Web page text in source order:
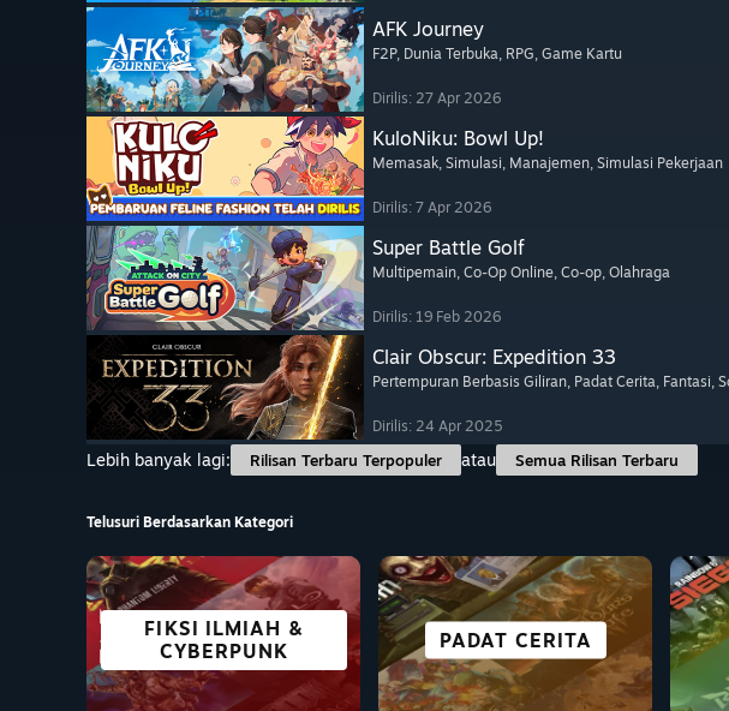
AFK Journey
F2P, Dunia Terbuka, RPG, Game Kartu
Dirilis: 27 Apr 2026
KuloNiku: Bowl Up!
Memasak, Simulasi, Manajemen, Simulasi Pekerjaan
Dirilis: 7 Apr 2026
Super Battle Golf
Multipemain, Co-Op Online, Co-op, Olahraga
Dirilis: 19 Feb 2026
Clair Obscur: Expedition 33
Pertempuran Berbasis Giliran, Padat Cerita, Fantasi,
Dirilis: 24 Apr 2025
Lebih banyak lagi:
Rilisan Terbaru Terpopuler atau Semua Rilisan Terbaru
Telusuri Berdasarkan Kategori
FIKSI ILMIAH &
CYBERPUNK
PADAT CERITA
GAME VR
KOMPATIBEL
DENGAN DECK
AKSI PERTARUNGAN
CO-OP ANIME